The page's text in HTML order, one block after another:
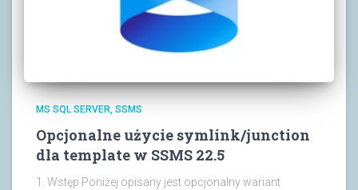
MS SQL SERVER SSMS
Opcjonalne użycie symlink/junction
dla template w SSMS 22.5
1. Wstęp Poniżej opisany jest opcjonalny wariant